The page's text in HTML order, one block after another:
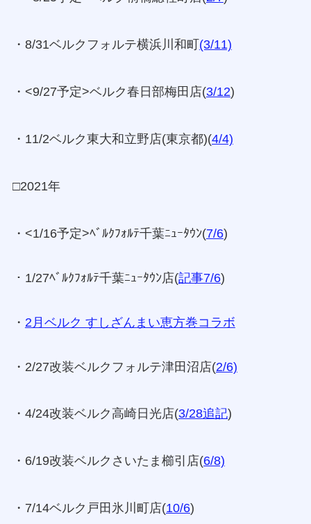
・8/31ベルクフォルテ横浜川和町 (3/11)
・<9/27予定>ベルク春日部梅田店(3/12)
・11/2ベルク東大和立野店(東京都)(4/4)
□2021年
・<1/16予定>ﾍﾞﾙｸﾌｫﾙﾃ千葉ﾆｭｰﾀｳﾝ(7/6)
・1/27ﾍﾞﾙｸﾌｫﾙﾃ千葉ﾆｭｰﾀｳﾝ店(記事7/6)
・ 2月ベルク すしざんまい恵方巻コラボ
・2/27改装ベルクフォルテ津田沼店(2/6)
・4/24改装ベルク高崎日光店(3/28追記)
・6/19改装ベルクさいたま櫛引店(6/8)
・7/14ベルク戸田氷川町店(10/6)